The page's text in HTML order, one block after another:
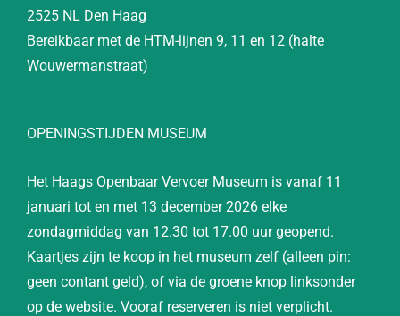
2525 NL Den Haag
Bereikbaar met de HTM-lijnen 9, 11 en 12 (halte
Wouwermanstraat)
OPENINGSTIJDEN MUSEUM
Het Haags Openbaar Vervoer Museum is vanaf 11
januari tot en met 13 december 2026 elke
zondagmiddag van 12.30 tot 17.00 uur geopend.
Kaartjes zijn te koop in het museum zelf (alleen pin:
geen contant geld), of via de groene knop linksonder
op de website. Vooraf reserveren is niet verplicht.